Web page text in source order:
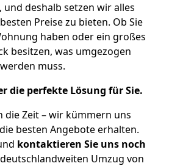
und deshalb setzen wir alles
Preise zu bieten. Ob Sie
haben oder ein großes
besitzen, was umgezogen
werden muss.
die perfekte Lösung für Sie.
die Zeit – wir kümmern uns
besten Angebote erhalten.
kontaktieren Sie uns noch
Umzug von